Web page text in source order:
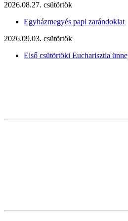
2026.08.27. csütörtök
Egyházmegyés papi zarándoklat
2026.09.03. csütörtök
Első csütörtöki Eucharisztia